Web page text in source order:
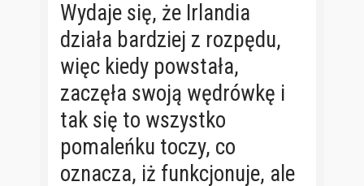
Wydaje się, że Irlandia
działa bardziej z rozpędu,
więc kiedy powstała,
zaczęła swoją wędrówkę i
tak się to wszystko
pomaleńku toczy, co
oznacza, iż funkcjonuje, ale